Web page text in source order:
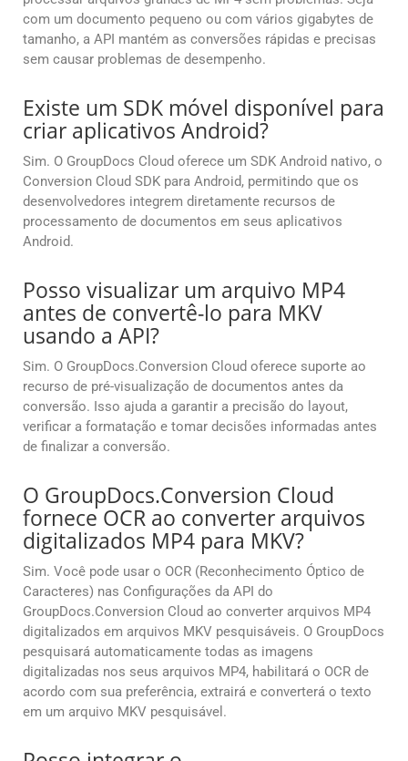
com um documento pequeno ou com vários gigabytes de
tamanho, a API mantém as conversões rápidas e precisas
sem causar problemas de desempenho.
Existe um SDK móvel disponível para
criar aplicativos Android?
Sim. O GroupDocs Cloud oferece um SDK Android nativo, o
Conversion Cloud SDK para Android, permitindo que os
desenvolvedores integrem diretamente recursos de
processamento de documentos em seus aplicativos
Android.
Posso visualizar um arquivo MP4
antes de convertê-lo para MKV
usando a API?
Sim. O GroupDocs.Conversion Cloud oferece suporte ao
recurso de pré-visualização de documentos antes da
conversão. Isso ajuda a garantir a precisão do layout,
verificar a formatação e tomar decisões informadas antes
de finalizar a conversão.
O GroupDocs.Conversion Cloud
fornece OCR ao converter arquivos
digitalizados MP4 para MKV?
Sim. Você pode usar o OCR (Reconhecimento Óptico de
Caracteres) nas Configurações da API do
GroupDocs.Conversion Cloud ao converter arquivos MP4
digitalizados em arquivos MKV pesquisáveis. O GroupDocs
pesquisará automaticamente todas as imagens
digitalizadas nos seus arquivos MP4, habilitará o OCR de
acordo com sua preferência, extrairá e converterá o texto
em um arquivo MKV pesquisável.